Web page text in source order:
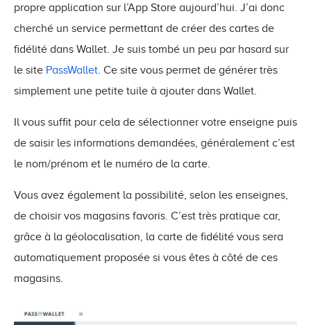
propre application sur l’App Store aujourd’hui. J’ai donc
cherché un service permettant de créer des cartes de
fidélité dans Wallet. Je suis tombé un peu par hasard sur
le site PassWallet . Ce site vous permet de générer très
simplement une petite tuile à ajouter dans Wallet.
Il vous suffit pour cela de sélectionner votre enseigne puis
de saisir les informations demandées, généralement c’est
le nom/prénom et le numéro de la carte.
Vous avez également la possibilité, selon les enseignes,
de choisir vos magasins favoris. C’est très pratique car,
grâce à la géolocalisation, la carte de fidélité vous sera
automatiquement proposée si vous êtes à côté de ces
magasins.